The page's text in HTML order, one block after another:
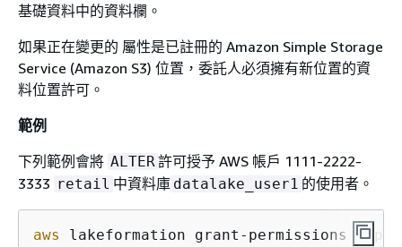
基礎資料中的資料欄。
如果正在變更的 屬性是已註冊的 Amazon Simple Storage
Service (Amazon S3) 位置，委託人必須擁有新位置的資
料位置許可。
範例
下列範例會將 ALTER 許可授予 AWS 帳戶 1111-2222-
3333 retail 中資料庫 datalake_user1 的使用者。
aws lakeformation grant-permissions --